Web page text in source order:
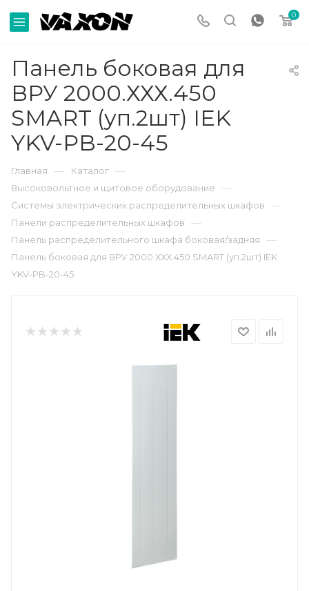
0
Панель боковая для
ВРУ 2000.ХХХ.450
SMART (уп.2шт) IEK
YKV-PB-20-45
Главная — Каталог —
Высоковольтное и щитовое оборудование —
Системы электрических распределительных шкафов —
Панели распределительных шкафов —
Панель распределительного шкафа боковая/задняя —
Панель боковая для ВРУ 2000.ХХХ.450 SMART (уп.2шт) IEK
YKV-PB-20-45